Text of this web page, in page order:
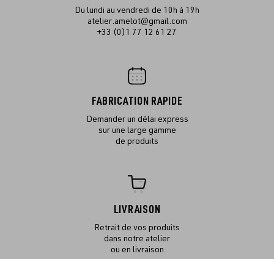
Du lundi au vendredi de 10h à 19h
atelier.amelot@gmail.com
+33 (0)1 77 12 61 27
FABRICATION RAPIDE
Demander un délai express
sur une large gamme
de produits
LIVRAISON
Retrait de vos produits
dans notre atelier
ou en livraison